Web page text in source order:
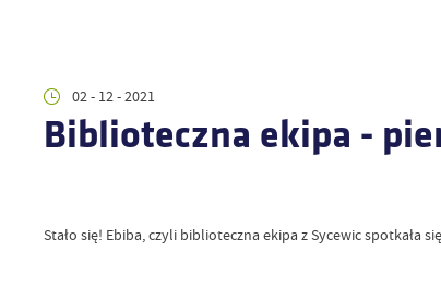
02 - 12 - 2021
Biblioteczna ekipa -
Stało się! Ebiba, czyli biblioteczna ekipa z Sycewic spotkała